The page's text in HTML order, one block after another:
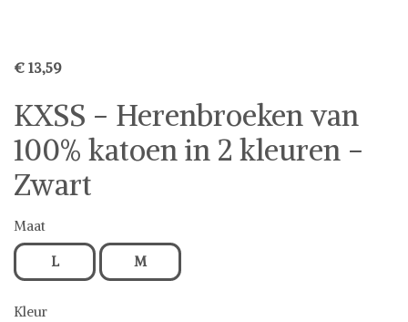
€ 13,59
KXSS - Herenbroeken van
100% katoen in 2 kleuren -
Zwart
Maat
L M
Kleur